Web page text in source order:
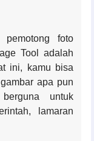
foto
Tool adalah
ini, kamu bisa
apa pun
untuk
lamaran